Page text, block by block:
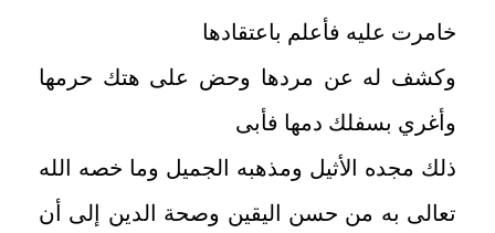
خامرت عليه فأعلم باعتقادها
وكشف له عن مردها وحض على هتك حرمها
وأغري بسفلك دمها فأبى
ذلك مجده الأثيل ومذهبه الجميل وما خصه الله
تعالى به من حسن اليقين وصحة الدين إلى أن